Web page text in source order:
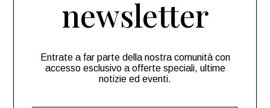
newsletter
Entrate a far parte della nostra comunità con
accesso esclusivo a offerte speciali, ultime
notizie ed eventi.